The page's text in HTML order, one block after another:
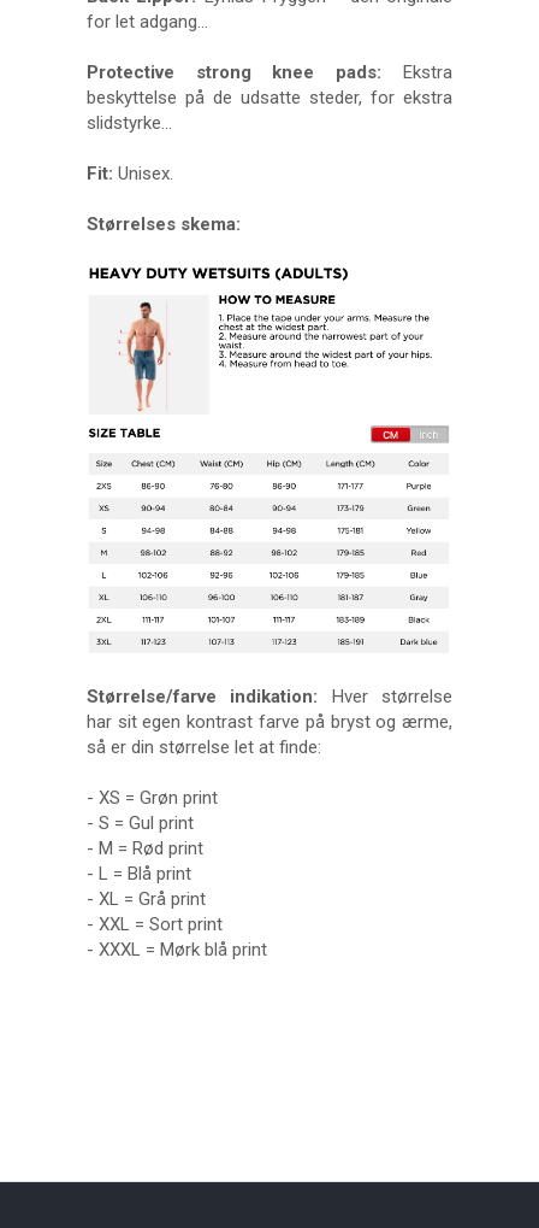
for let adgang…
Protective strong knee pads:Ekstra
beskyttelse på de udsatte steder, for ekstra
slidstyrke...
Fit: Unisex.
Størrelses skema:
Størrelse/farve indikation: Hver størrelse
har sit egen kontrast farve på bryst og ærme,
så er din størrelse let at finde:
- XS = Grøn print
- S = Gul print
- M = Rød print
- L = Blå print
- XL = Grå print
- XXL = Sort print
- XXXL = Mørk blå print